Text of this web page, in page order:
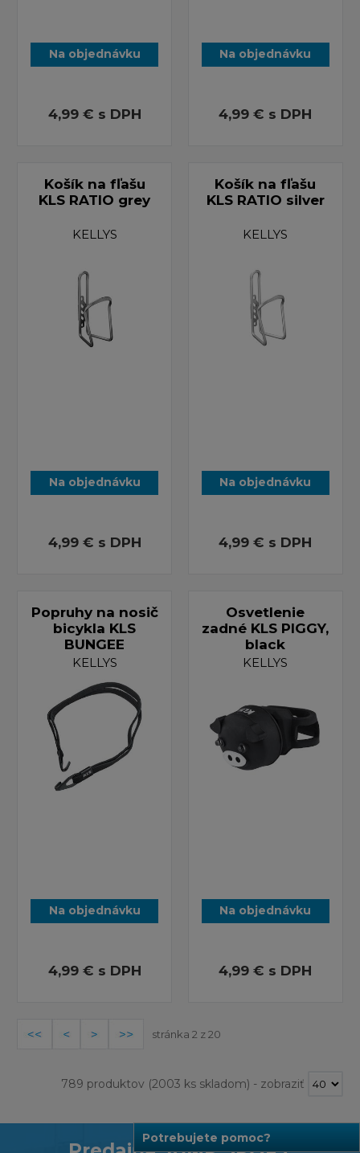
Potrebujete pomoc?
Na objednávku
4,99 € s DPH
Na objednávku
4,99 € s DPH
Košík na fľašu
KLS RATIO grey
KELLYS
Na objednávku
4,99 € s DPH
Košík na fľašu
KLS RATIO silver
KELLYS
Na objednávku
4,99 € s DPH
Popruhy na nosič
bicykla KLS
BUNGEE
KELLYS
Na objednávku
4,99 € s DPH
Osvetlenie
zadné KLS PIGGY,
black
KELLYS
Na objednávku
4,99 € s DPH
stránka 2 z 20
789 produktov(2003 ks skladom) - zobraziť